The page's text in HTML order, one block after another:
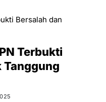
Terbukti
Tanggung